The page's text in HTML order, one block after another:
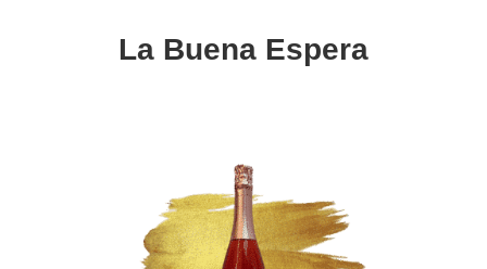
La Buena Espera